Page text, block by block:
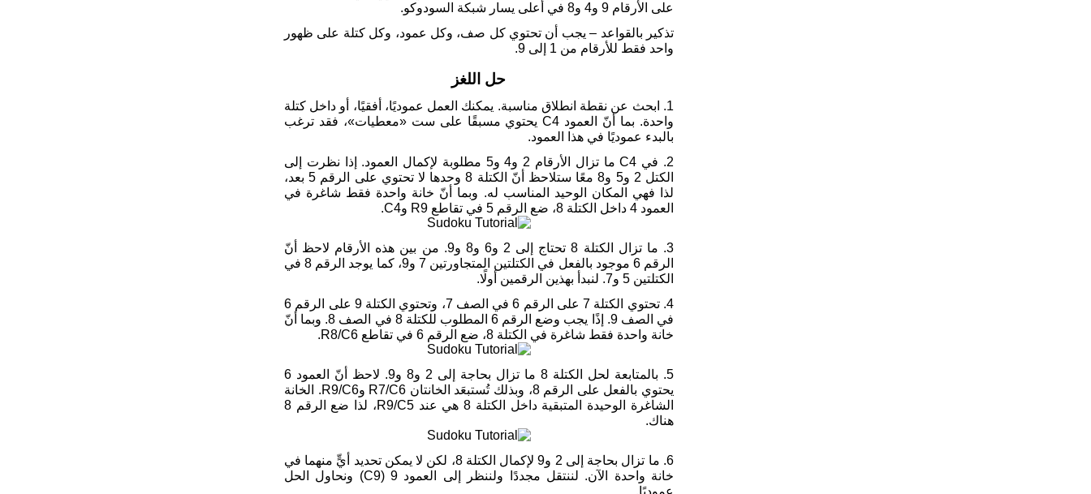
على الأرقام 9 و4 و8 في أعلى يسار شبكة السودوكو.
تذكير بالقواعد – يجب أن تحتوي كل صف، وكل عمود، وكل كتلة على ظهور
واحد فقط للأرقام من 1 إلى 9.
حل اللغز
1. ابحث عن نقطة انطلاق مناسبة. يمكنك العمل عموديًا، أفقيًا، أو داخل كتلة
واحدة. بما أنّ العمود C4 يحتوي مسبقًا على ست «معطيات»، فقد ترغب
بالبدء عموديًا في هذا العمود.
2. في C4 ما تزال الأرقام 2 و4 و5 مطلوبة لإكمال العمود. إذا نظرت إلى
الكتل 2 و5 و8 معًا ستلاحظ أنّ الكتلة 8 وحدها لا تحتوي على الرقم 5 بعد،
لذا فهي المكان الوحيد المناسب له. وبما أنّ خانة واحدة فقط شاغرة في
العمود 4 داخل الكتلة 8، ضع الرقم 5 في تقاطع R9 وC4.
3. ما تزال الكتلة 8 تحتاج إلى 2 و6 و8 و9. من بين هذه الأرقام لاحظ أنّ
الرقم 6 موجود بالفعل في الكتلتين المتجاورتين 7 و9، كما يوجد الرقم 8 في
الكتلتين 5 و7. لنبدأ بهذين الرقمين أولًا.
4. تحتوي الكتلة 7 على الرقم 6 في الصف 7، وتحتوي الكتلة 9 على الرقم 6
في الصف 9. إذًا يجب وضع الرقم 6 المطلوب للكتلة 8 في الصف 8. وبما أنّ
خانة واحدة فقط شاغرة في الكتلة 8، ضع الرقم 6 في تقاطع R8/C6.
5. بالمتابعة لحل الكتلة 8 ما تزال بحاجة إلى 2 و8 و9. لاحظ أنّ العمود 6
يحتوي بالفعل على الرقم 8، وبذلك تُستبعَد الخانتان R7/C6 وR9/C6. الخانة
الشاغرة الوحيدة المتبقية داخل الكتلة 8 هي عند R9/C5، لذا ضع الرقم 8
هناك.
6. ما تزال بحاجة إلى 2 و9 لإكمال الكتلة 8، لكن لا يمكن تحديد أيٍّ منهما في
خانة واحدة الآن. لننتقل مجددًا ولننظر إلى العمود 9 (C9) ونحاول الحل
عموديًا.